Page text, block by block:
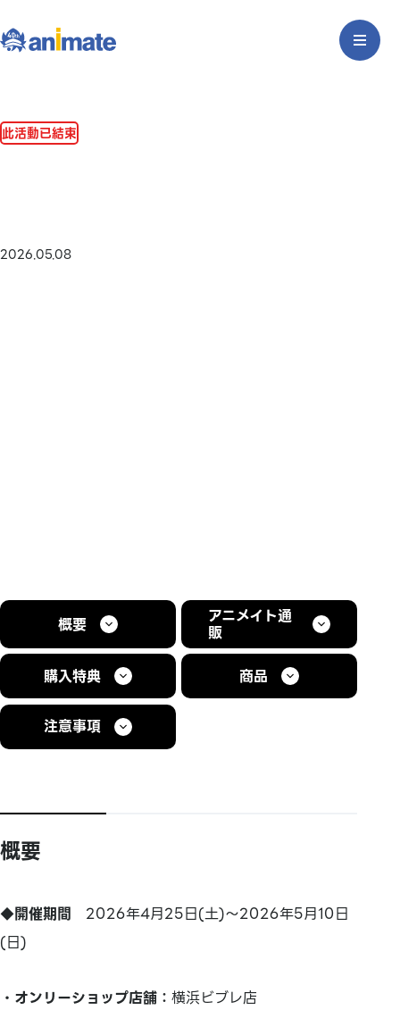
此活動已結束
2026.05.08
概要 アニメイト通
販
購入特典
商品
注意事項
概要
◆開催期間 2026年4月25日(土)～2026年5月10日
(日)
・オンリーショップ店舗： 横浜ビブレ店